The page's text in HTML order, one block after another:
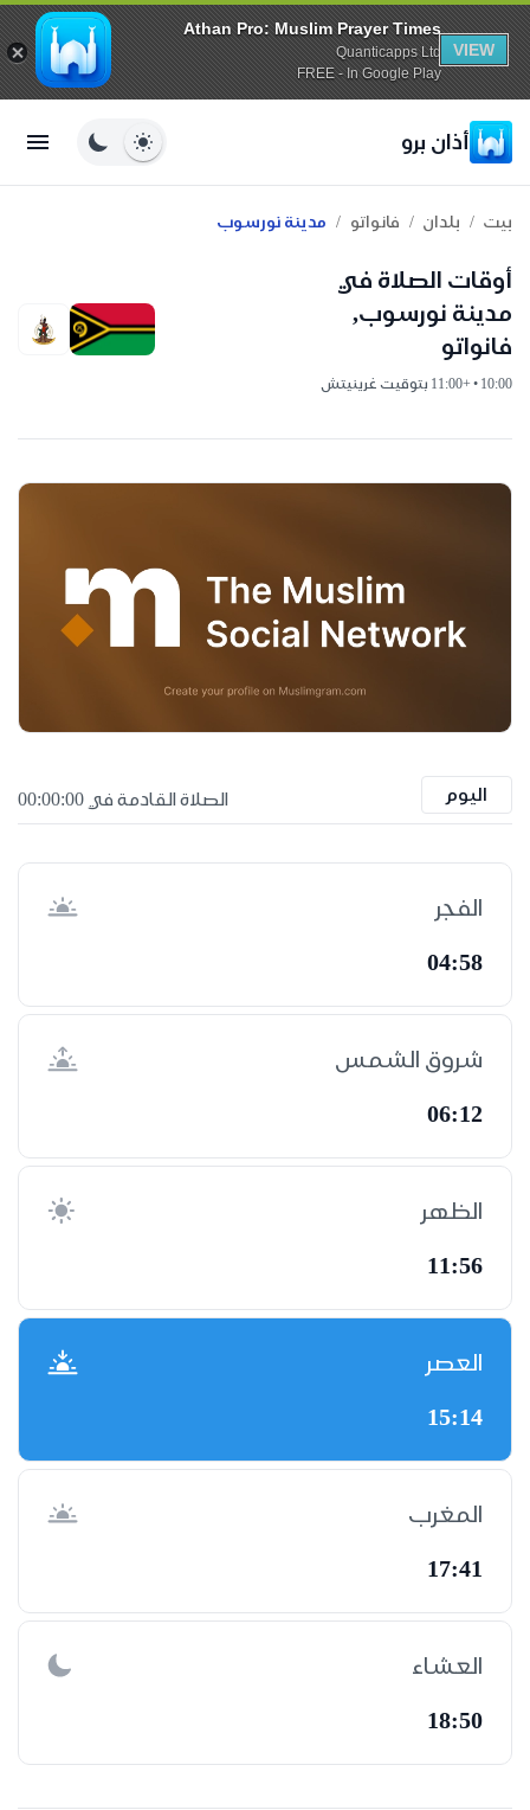
Athan Pro: Muslim Prayer Times
Quanticapps Ltd
FREE - In Google Play
VIEW
أذان برو
بيت / بلدان / فانواتو / مدينة نورسوب
أوقات الصلاة في
مدينة نورسوب,
فانواتو
10:00 • +11:00 بتوقيت غرينيتش
اليوم الصلاة القادمة في 00:00:00
الفجر
04:58
شروق الشمس
06:12
الظهر
11:56
العصر
15:14
المغرب
17:41
العشاء
18:50